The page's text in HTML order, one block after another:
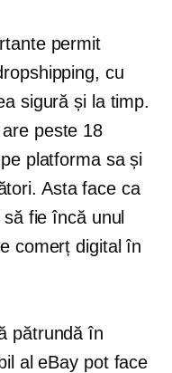
permit
cu
sigură și la timp.
peste 18
platforma sa și
Asta face ca
fie încă unul
comerț digital în
pătrundă în
al eBay pot face